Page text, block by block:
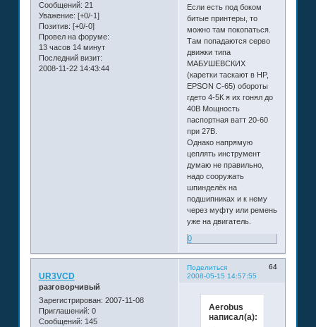
Сообщений: 21
Уважение: [+0/-1]
Позитив: [+0/-0]
Провел на форуме:
13 часов 14 минут
Последний визит:
2008-11-22 14:43:44
Если есть под боком
битые принтеры, то
можно там покопаться.
Там попадаются серво
движки типа
МАБУШЕВСКИХ
(каретки таскают в HP,
EPSON C-65) обороты
гдето 4-5К я их гонял до
40В Мощность
паспортная ватт 20-60
при 27В.
Однако напрямую
цеплять инструмент
думаю не правильно,
надо сооружать
шпинделёк на
подшипниках и к нему
через муфту или ремень
уже на двигатель.
0
Поделиться
64
2008-05-15 14:57:55
UR3VCD
разговорчивый
Зарегистрирован: 2007-11-08
Приглашений: 0
Сообщений: 145
Aerobus
написал(а):